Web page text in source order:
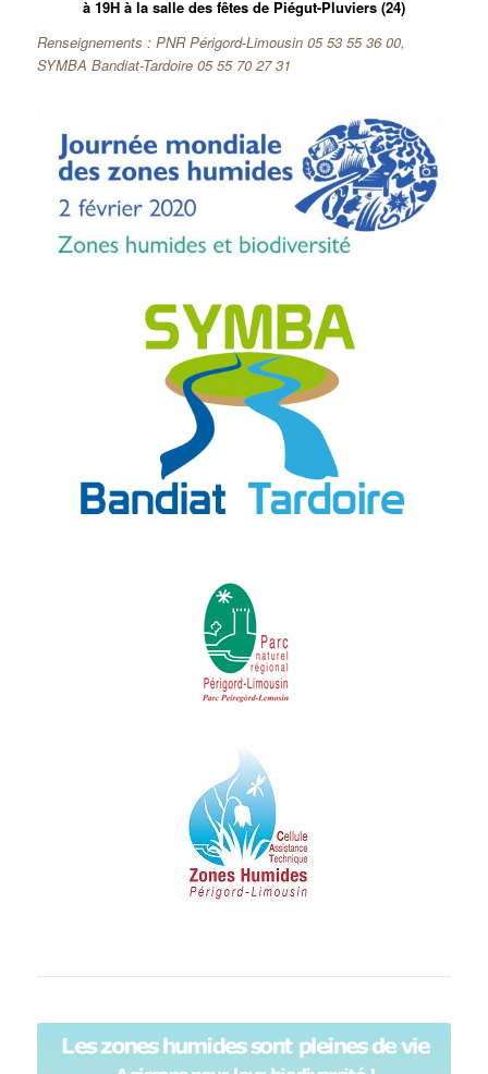
à 19H à la salle des fêtes de Piégut-Pluviers (24)
Renseignements : PNR Périgord-Limousin 05 53 55 36 00,
SYMBA Bandiat-Tardoire 05 55 70 27 31